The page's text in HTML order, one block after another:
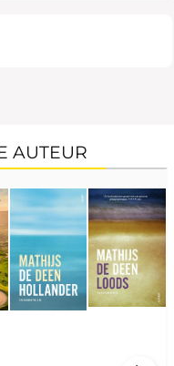
AUTEUR